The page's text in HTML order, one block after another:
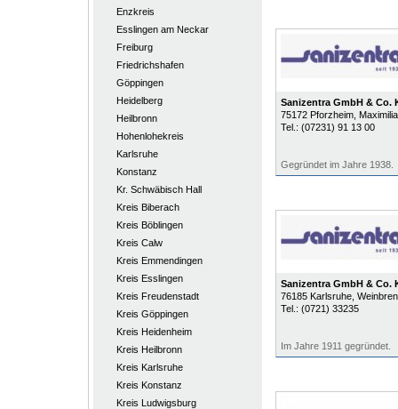
Enzkreis
Esslingen am Neckar
Freiburg
Friedrichshafen
Göppingen
Heidelberg
Heilbronn
Hohenlohekreis
Karlsruhe
Konstanz
Kr. Schwäbisch Hall
Kreis Biberach
Kreis Böblingen
Kreis Calw
Kreis Emmendingen
Kreis Esslingen
Kreis Freudenstadt
Kreis Göppingen
Kreis Heidenheim
Kreis Heilbronn
Kreis Karlsruhe
Kreis Konstanz
Kreis Ludwigsburg
Sanizentra GmbH & Co.
75172 Pforzheim,
Tel.: (07231) 91 13 00
Gegründet im Jahre 1938.
Sanizentra GmbH & Co.
76185 Karlsruhe,
Tel.: (0721) 33235
Im Jahre 1911 gegründet.